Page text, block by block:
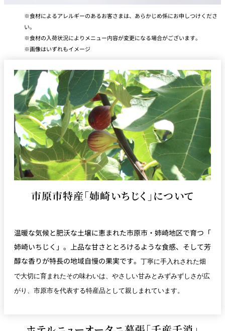
食材によるアレルギーのあるお客さまは、あらかじめ係にお申しつけくださ
い。
食材の入荷状況によりメニュー内容が変更になる場合がございます。
画像はいずれもイメージ
市原市特産「姉崎いちじく」について
温暖な気候と肥沃な土壌に恵まれた市原市・姉崎地区で育つ「
姉崎いちじく」。上品な甘さととろけるような食感、 そして芳
醇な香りが特長の地域自慢の果実です。 丁寧に手入れされた畑
で大切に育まれたその味わいは、 やさしい甘みとみずみずしさが広
がり、 市原市を代表する特産品として親しまれています。